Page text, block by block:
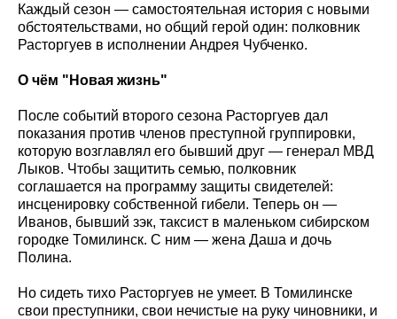
Каждый сезон — самостоятельная история с новыми
обстоятельствами, но общий герой один: полковник
Расторгуев в исполнении Андрея Чубченко.
О чём "Новая жизнь"
После событий второго сезона Расторгуев дал
показания против членов преступной группировки,
которую возглавлял его бывший друг — генерал МВД
Лыков. Чтобы защитить семью, полковник
соглашается на программу защиты свидетелей:
инсценировку собственной гибели. Теперь он —
Иванов, бывший зэк, таксист в маленьком сибирском
городке Томилинск. С ним — жена Даша и дочь
Полина.
Но сидеть тихо Расторгуев не умеет. В Томилинске
свои преступники, свои нечистые на руку чиновники, и